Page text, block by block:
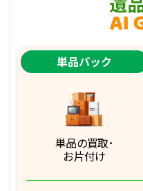
単品パック
単品の買取･
お片付け